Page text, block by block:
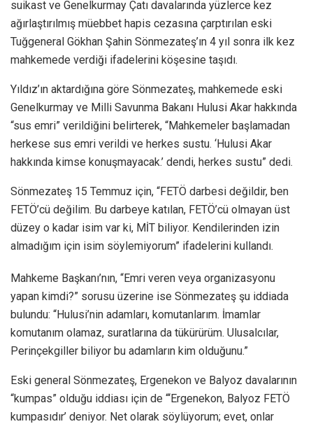
suikast ve Genelkurmay Çatı davalarında yüzlerce kez
ağırlaştırılmış müebbet hapis cezasına çarptırılan eski
Tuğgeneral Gökhan Şahin Sönmezateş’ın 4 yıl sonra ilk kez
mahkemede verdiği ifadelerini köşesine taşıdı.
Yıldız’ın aktardığına göre Sönmezateş, mahkemede eski
Genelkurmay ve Milli Savunma Bakanı Hulusi Akar hakkında
“sus emri” verildiğini belirterek, “Mahkemeler başlamadan
herkese sus emri verildi ve herkes sustu. ‘Hulusi Akar
hakkında kimse konuşmayacak.’ dendi, herkes sustu” dedi.
Sönmezateş 15 Temmuz için, “FETÖ darbesi değildir, ben
FETÖ’cü değilim. Bu darbeye katılan, FETÖ’cü olmayan üst
düzey o kadar isim var ki, MİT biliyor. Kendilerinden izin
almadığım için isim söylemiyorum” ifadelerini kullandı.
Mahkeme Başkanı’nın, “Emri veren veya organizasyonu
yapan kimdi?” sorusu üzerine ise Sönmezateş şu iddiada
bulundu: “Hulusi’nin adamları, komutanlarım. İmamlar
komutanım olamaz, suratlarına da tükürürüm. Ulusalcılar,
Perinçekgiller biliyor bu adamların kim olduğunu.”
Eski general Sönmezateş, Ergenekon ve Balyoz davalarının
“kumpas” olduğu iddiası için de “‘Ergenekon, Balyoz FETÖ
kumpasıdır’ deniyor. Net olarak söylüyorum; evet, onlar